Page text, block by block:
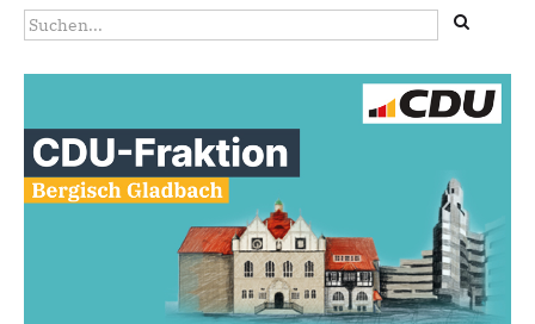
Suchformular
Suche